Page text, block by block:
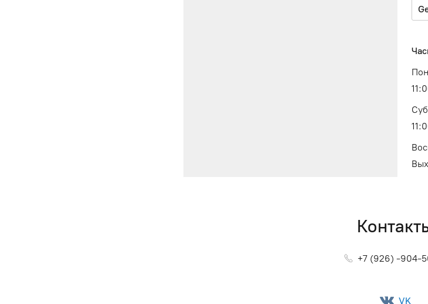
+7 (926) -904-
VK